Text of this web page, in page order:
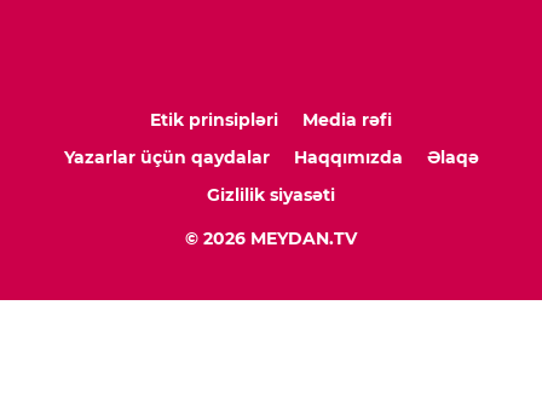
Etik prinsipləri
Media rəfi
Yazarlar üçün qaydalar
Haqqımızda
Əlaqə
Gizlilik siyasəti
© 2026 MEYDAN.TV